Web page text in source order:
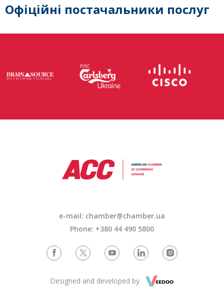
Офіційні постачальники послуг
e-mail: chamber@chamber.ua
Phone: +380 44 490 5800
Designed and developed by